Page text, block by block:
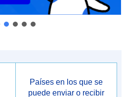
Países en los que se
puede enviar o recibir